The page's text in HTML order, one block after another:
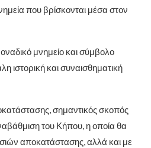
που βρίσκονται μέσα στον
μνημείο και σύμβολο
ιστορική και συναισθηματική
σημαντικός σκοπός
του Κήπου, η οποία θα
αποκατάστασης, αλλά και με